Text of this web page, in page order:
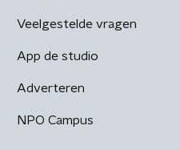
Veelgestelde vragen
App de studio
Adverteren
NPO Campus